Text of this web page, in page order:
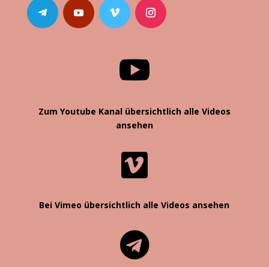

Zum Youtube Kanal übersichtlich alle Videos
ansehen

Bei Vimeo übersichtlich alle Videos ansehen
